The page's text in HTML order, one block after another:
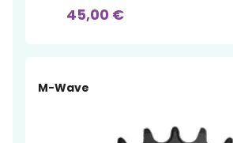
45,00 €
M-Wave